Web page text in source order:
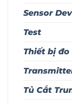
Sensor
Test
Thiết bị
Tủ Cắt